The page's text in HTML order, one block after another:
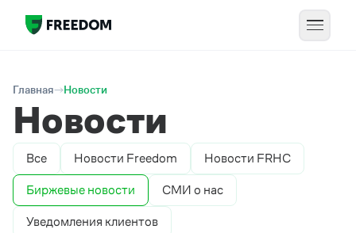
Главная Новости
Новости
Все Новости Freedom Новости FRHC
Биржевые новости СМИ о нас
Уведомления клиентов